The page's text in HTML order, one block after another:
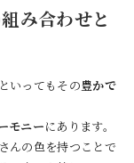
み合わせと
いってもその豊かで
モニーにあります。
んの色を持つことで